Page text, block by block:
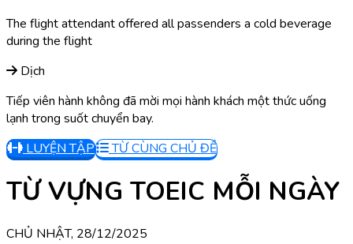
The flight attendant offered all passenders a cold beverage
during the flight
Dịch
Tiếp viên hành không đã mời mọi hành khách một thức uống
lạnh trong suốt chuyển bay.
LUYỆN TẬP
TỪ CÙNG CHỦ ĐỀ
TỪ VỰNG TOEIC MỖI NGÀY
CHỦ NHẬT, 28/12/2025